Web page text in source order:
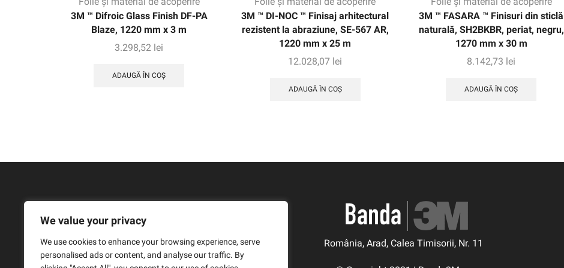
We value your privacy
We use cookies to enhance your browsing experience, serve
personalised ads or content, and analyse our traffic. By
3M ™ Difroic Glass Finish DF-PA
Blaze, 1220 mm x 3 m
3.298,52 lei
ADAUGĂ ÎN COȘ
3M ™ DI-NOC ™ Finisaj arhitectural
rezistent la abraziune, SE-567 AR,
1220 mm x 25 m
12.028,07 lei
ADAUGĂ ÎN COȘ
3M ™ FASARA ™ Finisuri din sticlă
naturală, SH2BKBR, periat, negru,
1270 mm x 30 m
8.142,73 lei
ADAUGĂ ÎN COȘ
România, Arad, Calea Timisorii, Nr. 11